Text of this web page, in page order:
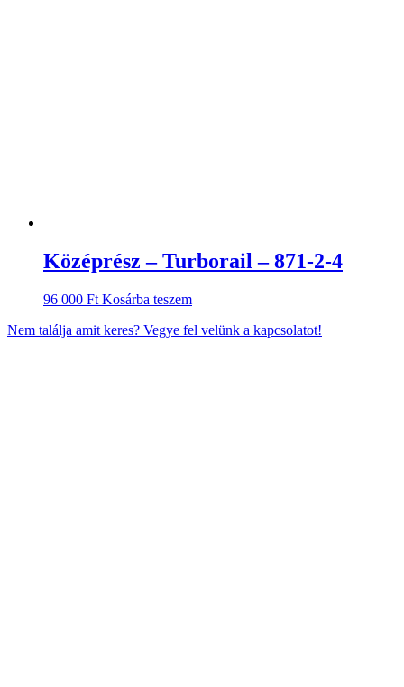
Középrész – Turborail – 871-2-4
96 000 Ft Kosárba teszem
Nem találja amit keres? Vegye fel velünk a kapcsolatot!